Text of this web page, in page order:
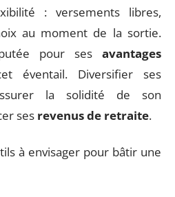
: versements libres,
au moment de la sortie.
pour ses avantages
éventail. Diversifier ses
la solidité de son
ses revenus de retraite.
à envisager pour bâtir une